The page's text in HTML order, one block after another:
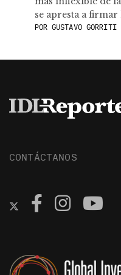
se apresta a firmar
POR GUSTAVO GORRITI
CONTÁCTANOS